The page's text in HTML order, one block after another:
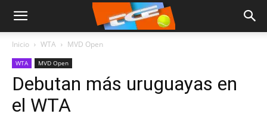
Inicio WTA MVD Open
WTA MVD Open
Debutan más uruguayas en
el WTA